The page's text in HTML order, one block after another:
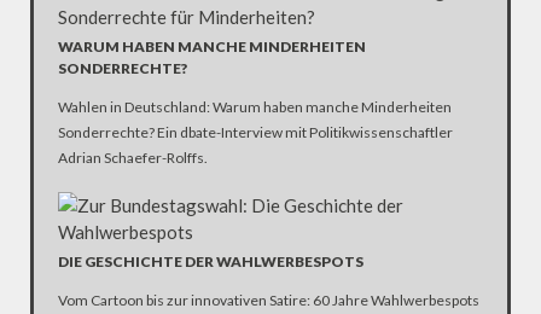
WARUM HABEN MANCHE MINDERHEITEN
SONDERRECHTE?
Wahlen in Deutschland: Warum haben manche Minderheiten
Sonderrechte? Ein dbate-Interview mit Politikwissenschaftler
Adrian Schaefer-Rolffs.
DIE GESCHICHTE DER WAHLWERBESPOTS
Vom Cartoon bis zur innovativen Satire: 60 Jahre Wahlwerbespots